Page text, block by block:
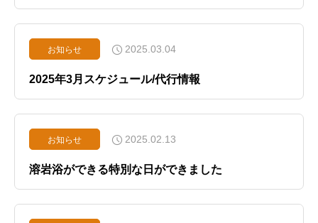
お知らせ 2025.03.04
2025年3月スケジュール/代行情報
お知らせ 2025.02.13
溶岩浴ができる特別な日ができました